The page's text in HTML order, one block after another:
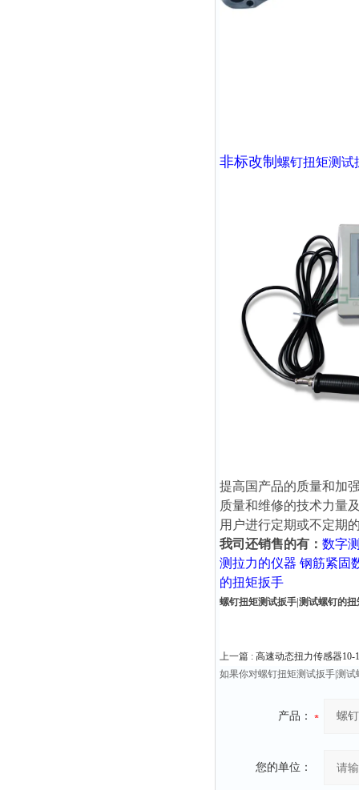
非标改制 螺钉扭矩测试
提高国产品的质量和加
质量和维修的技术力量
用户进行定期或不定期
我司还销售的有： 数字
测拉力的仪器 钢筋紧固
的扭矩扳手
螺钉扭矩测试扳手|测试螺钉的扭
上一篇 : 高速动态扭力传感器10-
如果你对螺钉扭矩测试扳手|测
产品：
您的单位：